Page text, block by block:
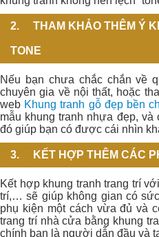
2. THAM KHẢO THÊM Ý
TONE
Nếu bạn chưa chắc chắn về
chuyên gia về nội thất, hoặc
web Khung tranh gỗ đẹp bền
mẫu khung tranh nhựa đẹp, và
đó giúp bạn có được cái nhìn
3. KẾT HỢP THÊM CÁC
Kết hợp khung tranh trang trí
trí,… sẽ giúp không gian có
phụ kiện một cách vừa đủ và
trang trí nhà cửa bằng khung
chính bạn là người dẫn đầu và